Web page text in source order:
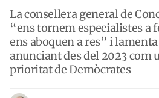
La consellera general de
“ens tornem especialistes a
ens aboquen a res” i
anunciant des del 2023 com
prioritat de Demòcrates